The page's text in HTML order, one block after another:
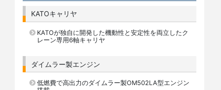
KATOキャリヤ
KATOが独自に開発した機動性と安定性を両立したク
レーン専用6軸キャリヤ
ダイムラー製エンジン
低燃費で高出力のダイムラー製OM502LA型エンジン